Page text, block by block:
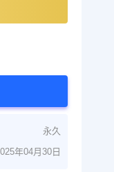
永久
年04月30日